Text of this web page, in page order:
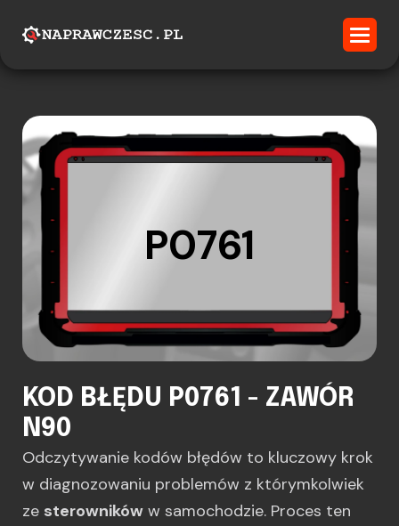
P0761
KOD BŁĘDU P0761 - ZAWÓR
N90
Odczytywanie kodów błędów to kluczowy krok
w diagnozowaniu problemów z którymkolwiek
ze sterowników w samochodzie. Proces ten